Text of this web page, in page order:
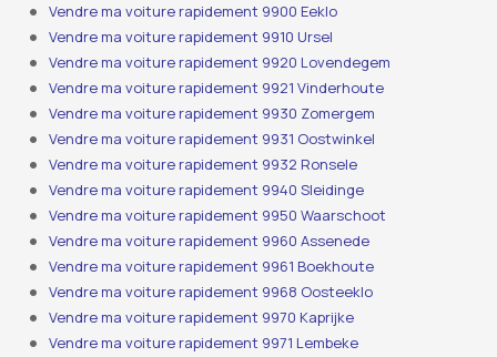
Vendre ma voiture rapidement 9900 Eeklo
Vendre ma voiture rapidement 9910 Ursel
Vendre ma voiture rapidement 9920 Lovendegem
Vendre ma voiture rapidement 9921 Vinderhoute
Vendre ma voiture rapidement 9930 Zomergem
Vendre ma voiture rapidement 9931 Oostwinkel
Vendre ma voiture rapidement 9932 Ronsele
Vendre ma voiture rapidement 9940 Sleidinge
Vendre ma voiture rapidement 9950 Waarschoot
Vendre ma voiture rapidement 9960 Assenede
Vendre ma voiture rapidement 9961 Boekhoute
Vendre ma voiture rapidement 9968 Oosteeklo
Vendre ma voiture rapidement 9970 Kaprijke
Vendre ma voiture rapidement 9971 Lembeke